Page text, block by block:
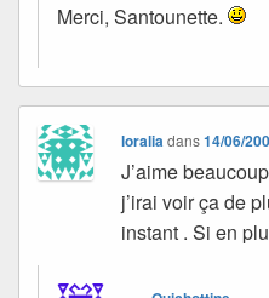
Merci, Santounette.
loraliadans14/06/
J’aime
j’irai voir ça de
instant . Si en